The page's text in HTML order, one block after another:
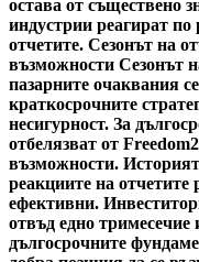
остава от съществено
индустрии реагират по
отчетите. Сезонът на
възможности Сезонът
пазарните очаквания
краткосрочните
несигурност. За
отбелязват от
възможности.
реакциите на
ефективни.
отвъд едно тримесечие
дългосрочните